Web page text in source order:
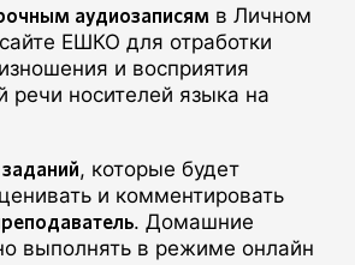
аудиозаписям в Личном
ЕШКО для отработки
и восприятия
речи носителей языка на
, которые будет
и комментировать
. Домашние
выполнять в режиме онлайн